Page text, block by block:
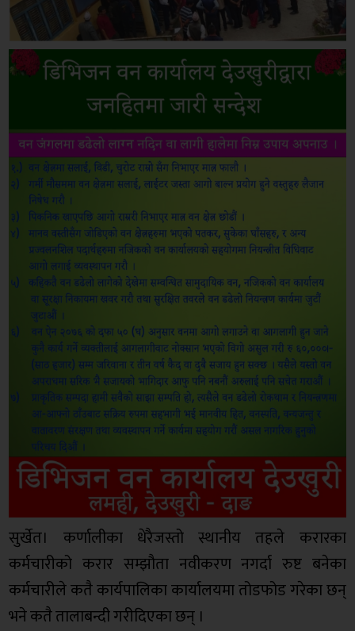
सुर्खेत। कर्णालीका धेरैजस्तो स्थानीय तहले करारका
कर्मचारीको करार सम्झौता नवीकरण नगर्दा रुष्ट बनेका
कर्मचारीले कतै कार्यपालिका कार्यालयमा तोडफोड गरेका छन्
भने कतै तालाबन्दी गरीदिएका छन् ।